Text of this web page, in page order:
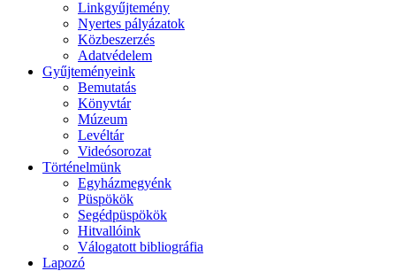
Linkgyűjtemény
Nyertes pályázatok
Közbeszerzés
Adatvédelem
Gyűjteményeink
Bemutatás
Könyvtár
Múzeum
Levéltár
Videósorozat
Történelmünk
Egyházmegyénk
Püspökök
Segédpüspökök
Hitvallóink
Válogatott bibliográfia
Lapozó